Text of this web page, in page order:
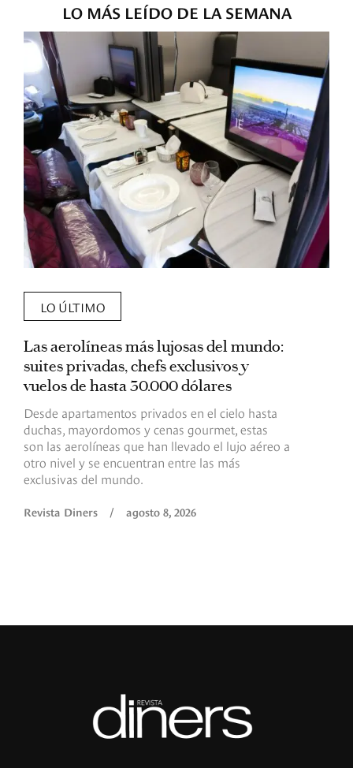
LO MÁS LEÍDO DE LA SEMANA
LO ÚLTIMO
Las aerolíneas más lujosas del mundo:
suites privadas, chefs exclusivos y
vuelos de hasta 30.000 dólares
Desde apartamentos privados en el cielo hasta
duchas, mayordomos y cenas gourmet, estas
son las aerolíneas que han llevado el lujo aéreo a
otro nivel y se encuentran entre las más
exclusivas del mundo.
Revista Diners / agosto 8, 2026